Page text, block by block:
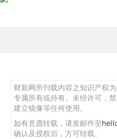
财新网所刊载内容之知识产权
专属所有或持有。未经许可，
建立镜像等任何使用。
如有意愿转载，请发邮件至
确认及授权后，方可转载。